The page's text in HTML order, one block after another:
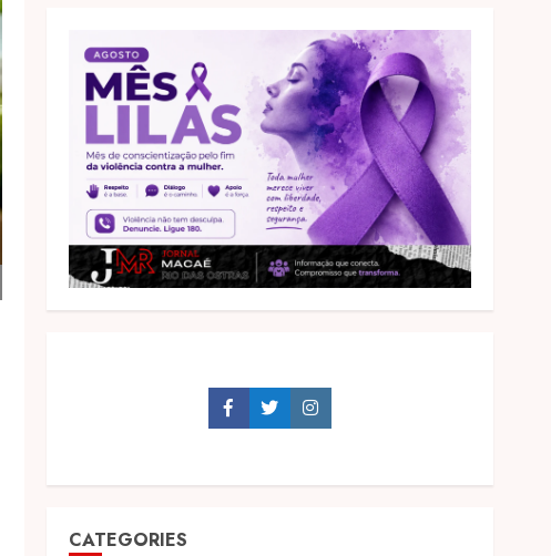
Facebook
TwitterInstagram
CATEGORIES